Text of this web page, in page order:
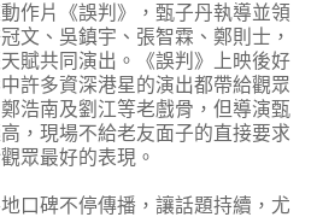
作片《誤判》，甄子丹執導並領
文、吳鎮宇、張智霖、鄭則士，
賦共同演出。《誤判》上映後好
許多資深港星的演出都帶給觀眾
浩南及劉江等老戲骨，但導演甄
，現場不給老友面子的直接要求
眾最好的表現。
口碑不停傳播，讓話題持續，尤